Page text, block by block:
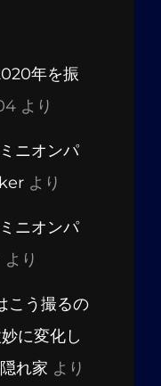
年を振
より
ニオンパ
より
ニオンパ
より
こう撮るの
に変化し
れ家 より